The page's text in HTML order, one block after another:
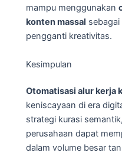
mampu menggunakan
konten massal
pengganti kreativitas.
Kesimpulan
Otomatisasi alur kerja
keniscayaan di era
strategi kurasi
perusahaan dapat
dalam volume besar